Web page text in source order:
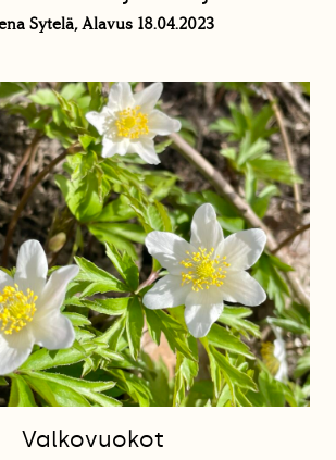
Sytelä, Alavus 18.04.2023
Valkovuokot